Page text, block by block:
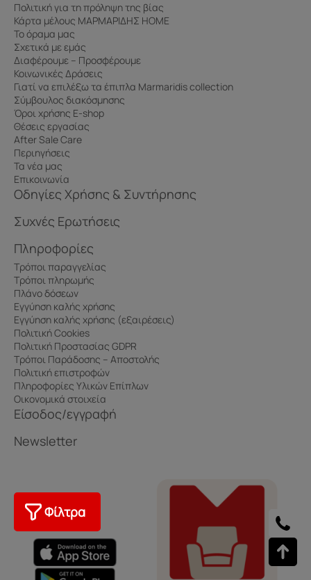
Φίλτρα
Πολιτική για τη πρόληψη της βίας
Κάρτα μέλους ΜΑΡΜΑΡΙΔΗΣ HOME
Το όραμα μας
Σχετικά με εμάς
Διαφέρουμε – Προσφέρουμε
Κοινωνικές Δράσεις
Γιατί να επιλέξω τα έπιπλα Marmaridis collection
Σύμβουλος διακόσμησης
Όροι χρήσης E-shop
Θέσεις εργασίας
After Sale Care
Περιηγήσεις
Τα νέα μας
Επικοινωνία
Οδηγίες Χρήσης & Συντήρησης
Συχνές Ερωτήσεις
Πληροφορίες
Τρόποι παραγγελίας
Τρόποι πληρωμής
Πλάνο δόσεων
Εγγύηση καλής χρήσης
Εγγύηση καλής χρήσης (εξαιρέσεις)
Πολιτική Cookies
Πολιτική Προστασίας GDPR
Τρόποι Παράδοσης – Αποστολής
Πολιτική επιστροφών
Πληροφορίες Υλικών Επίπλων
Οικονομικά στοιχεία
Είσοδος/εγγραφή
Newsletter